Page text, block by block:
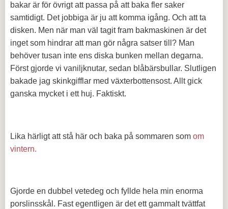
bakar är för övrigt att passa på att baka fler saker
samtidigt. Det jobbiga är ju att komma igång. Och att ta
disken. Men när man väl tagit fram bakmaskinen är det
inget som hindrar att man gör några satser till? Man
behöver tusan inte ens diska bunken mellan degarna.
Först gjorde vi vaniljknutar, sedan blåbärsbullar. Slutligen
bakade jag skinkgifflar med växterbottensost. Allt gick
ganska mycket i ett huj. Faktiskt.
Lika härligt att stå här och baka på sommaren som om
vintern.
Gjorde en dubbel vetedeg och fyllde hela min enorma
porslinsskål. Fast egentligen är det ett gammalt tvättfat